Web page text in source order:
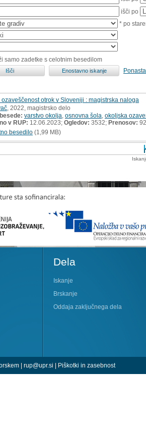
išči po
* po
samo zadetke s celotnim besedilom
ozaveščenost otrok v Sloveniji : magistrska naloga
, 2022, magistrsko delo
varstvo okolja osnovna šola okoljska
v RUP: 12.06.2023; Ogledov: 3532; Prenosov: 92
besedilo (1,99 MB)
Dela
Iskanje
Brskanje
Oddaja zaključnega dela
| rup@upr.si | Piškotki in zasebnost